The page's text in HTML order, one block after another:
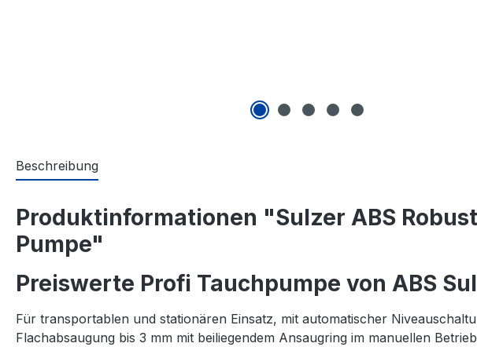
Beschreibung
Produktinformationen "Sulzer ABS
Pumpe"
Preiswerte Profi Tauchpumpe von ABS
Für transportablen und stationären Einsatz, mit automatischer
Flachabsaugung bis 3 mm mit beiliegendem Ansaugring im manuellen